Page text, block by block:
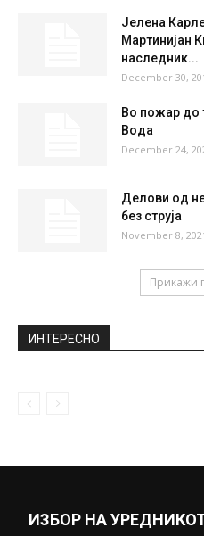
Јелена
Мартинијан
наследник...
December 30,
Во пожар до
Вода
December 24,
Делови од
без струја
November 8,
Прикажи
ИНТЕРЕСНО
ИЗБОР НА